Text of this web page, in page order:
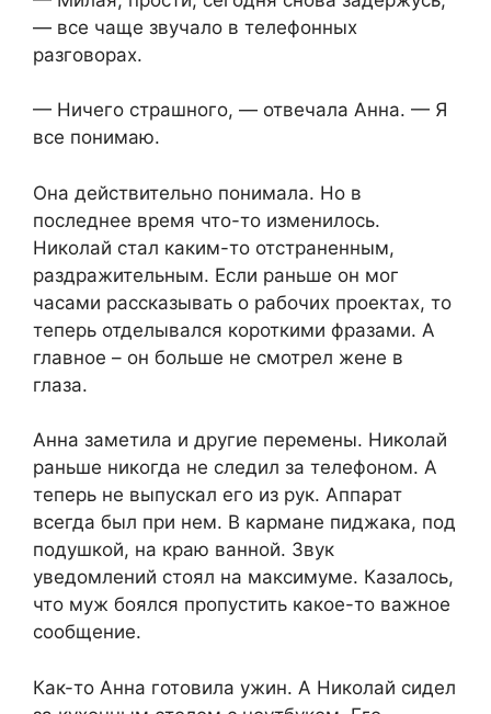
— все чаще звучало в телефонных
разговорах.
— Ничего страшного, — отвечала Анна. — Я
все понимаю.
Она действительно понимала. Но в
последнее время что-то изменилось.
Николай стал каким-то отстраненным,
раздражительным. Если раньше он мог
часами рассказывать о рабочих проектах, то
теперь отделывался короткими фразами. А
главное – он больше не смотрел жене в
глаза.
Анна заметила и другие перемены. Николай
раньше никогда не следил за телефоном. А
теперь не выпускал его из рук. Аппарат
всегда был при нем. В кармане пиджака, под
подушкой, на краю ванной. Звук
уведомлений стоял на максимуме. Казалось,
что муж боялся пропустить какое-то важное
сообщение.
Как-то Анна готовила ужин. А Николай сидел